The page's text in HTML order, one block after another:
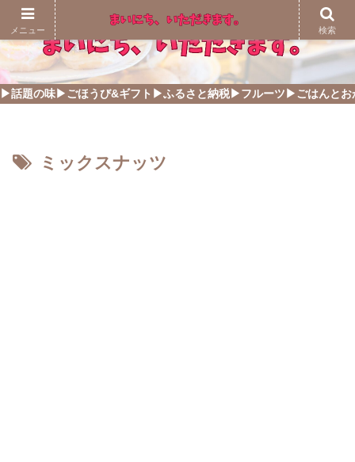
▶話題の味▶ごほうび&ギフト ▶ふるさと納税▶フルーツ ▶ごはんとお
ミックスナッツ
メニュー 検索